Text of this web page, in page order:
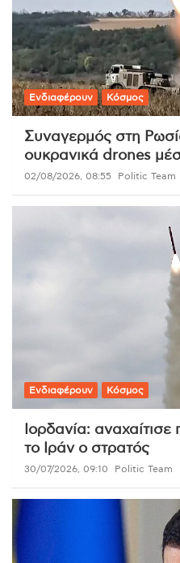
Ενδιαφέρουν Κόσμος
Συναγερμός στη
ουκρανικά drones
02/08/2026, 08:55 Politic Team
Ενδιαφέρουν Κόσμος
Ιορδανία:
το Ιράν ο στρατός
30/07/2026, 09:10 Politic Team